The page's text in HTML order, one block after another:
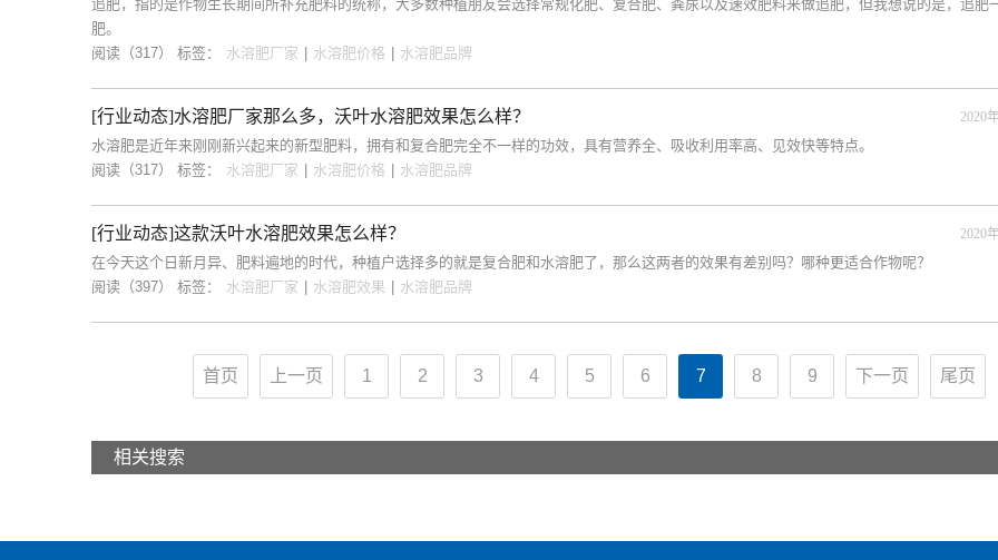
追肥，指的是作物生长期间所补充肥料的统称，大多数种植朋友会选择常规化肥、复合肥、粪尿以及速效肥料来做追肥，但我想说的是，追肥
肥。
阅读（317） 标签： 水溶肥厂家 水溶肥价格 水溶肥品牌
[行业动态]水溶肥厂家那么多，沃叶水溶肥效果怎么样？ 2020
水溶肥是近年来刚刚新兴起来的新型肥料，拥有和复合肥完全不一样的功效，具有营养全、吸收利用率高、见效快等特点。
阅读（317） 标签： 水溶肥厂家 水溶肥价格 水溶肥品牌
[行业动态]这款沃叶水溶肥效果怎么样？ 2020
在今天这个日新月异、肥料遍地的时代，种植户选择多的就是复合肥和水溶肥了，那么这两者的效果有差别吗？哪种更适合作物呢？
阅读（397） 标签： 水溶肥厂家 水溶肥效果 水溶肥品牌
首页 上一页 1 2 3 4 5 6 7 8 9 下一页 尾页
相关搜索